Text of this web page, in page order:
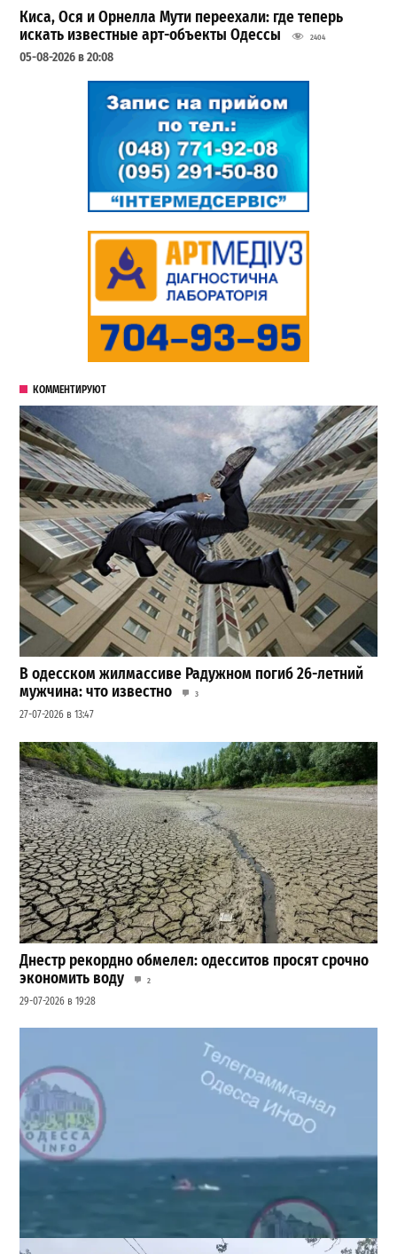
Киса, Ося и Орнелла Мути переехали: где теперь
искать известные арт-объекты Одессы
2404
05-08-2026 в 20:08
КОММЕНТИРУЮТ
В одесском жилмассиве Радужном погиб 26-летний
мужчина: что известно
3
27-07-2026 в 13:47
Днестр рекордно обмелел: одесситов просят срочно
экономить воду
2
29-07-2026 в 19:28